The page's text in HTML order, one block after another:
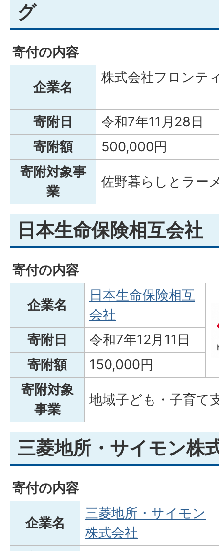
グ
寄付の内容
企業名
株式会社フロンテ
寄附日
令和7年11月28日
寄附額
500,000円
寄附対象事
業
佐野暮らしとラー
日本生命保険相互会社
寄付の内容
企業名
日本生命保険相互
会社
寄附日
令和7年12月11日
寄附額
150,000円
寄附対象
事業
地域子ども・子育て
三菱地所・サイモン株
寄付の内容
企業名
三菱地所・サイモン
株式会社